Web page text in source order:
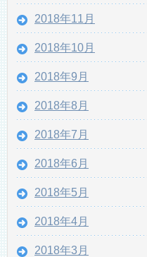
2018年11月
2018年10月
2018年9月
2018年8月
2018年7月
2018年6月
2018年5月
2018年4月
2018年3月